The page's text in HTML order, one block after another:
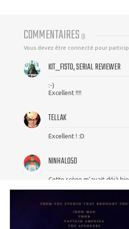
COMMENTAIRES (3)
Vous devez être connecté pour
KIT_FISTO, SERIAL REVIEWER
:-)
Excellent !!!!
TELLAK
Excellent ! :D
NINHALO50
Cette scène m'avait déjà